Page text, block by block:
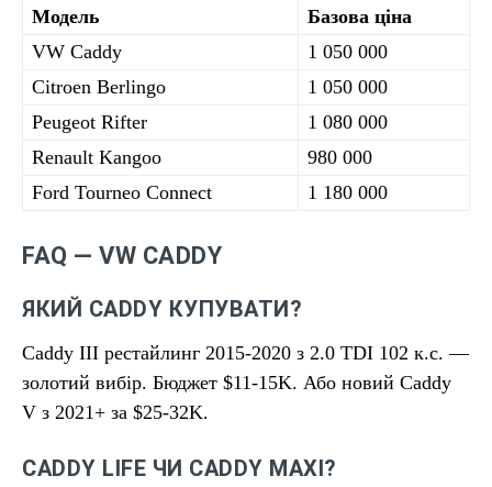
Модель
Базова ціна
VW Caddy
1 050 000
Citroen Berlingo
1 050 000
Peugeot Rifter
1 080 000
Renault Kangoo
980 000
Ford Tourneo Connect
1 180 000
FAQ — VW CADDY
ЯКИЙ CADDY КУПУВАТИ?
Caddy III рестайлинг 2015-2020 з 2.0 TDI 102 к.с. —
золотий вибір. Бюджет $11-15K. Або новий Caddy
V з 2021+ за $25-32K.
CADDY LIFE ЧИ CADDY MAXI?